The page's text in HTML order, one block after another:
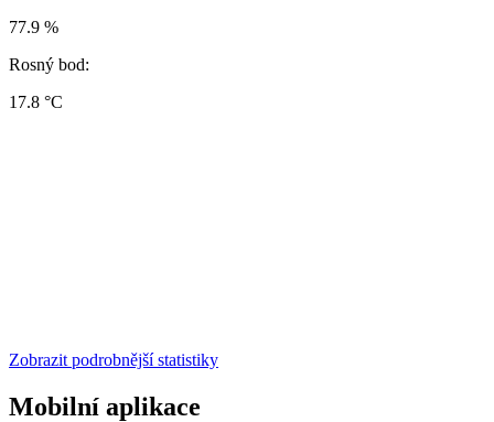
77.9 %
Rosný bod:
17.8 °C
Zobrazit podrobnější statistiky
Mobilní aplikace